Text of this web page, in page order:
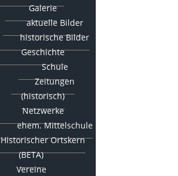
Galerie
aktuelle Bilder
historische Bilder
Geschichte
Schule
Zeitungen
(historisch)
Netzwerke
ehem. Mittelschule
Historischer Ortskern
(BETA)
Vereine